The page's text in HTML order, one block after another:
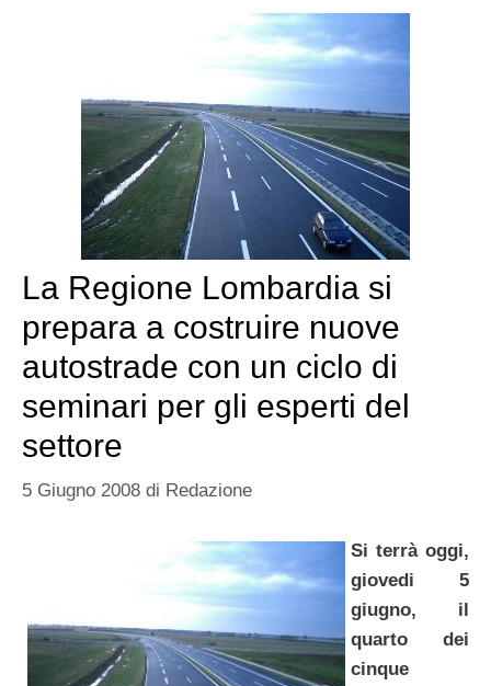
La Regione Lombardia si
prepara a costruire nuove
autostrade con un ciclo di
seminari per gli esperti del
settore
5 Giugno 2008 di Redazione
Si terrà oggi,
giovedi 5
giugno, il
quarto dei
cinque